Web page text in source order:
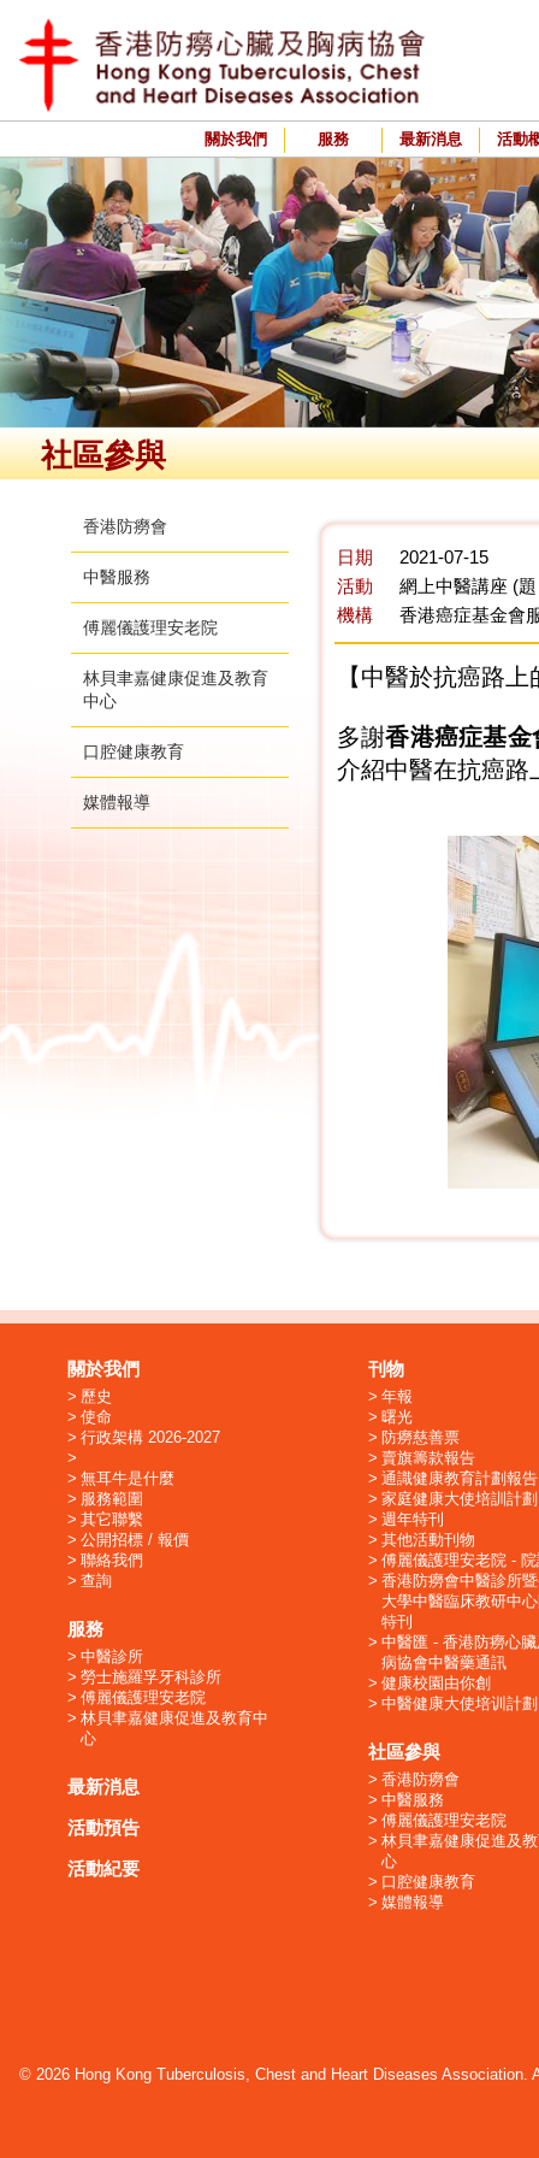
關於我們 服務 最新消息 活動
社區參與
香港防癆會
中醫服務
傅麗儀護理安老院
林貝聿嘉健康促進及教育
中心
口腔健康教育
媒體報導
日期
2021-07-15
活動
網上中醫講座 (
機構
香港癌症基金會
【中醫於抗癌路
多謝香港癌症基金
介紹中醫在抗癌路
關於我們
歷史
使命
行政架構 2026-2027
無耳牛是什麼
服務範圍
其它聯繫
公開招標 / 報價
聯絡我們
查詢
服務
中醫診所
勞士施羅孚牙科診所
傅麗儀護理安老院
林貝聿嘉健康促進及教育中
心
最新消息
活動預告
活動紀要
刊物
年報
曙光
防癆慈善票
賣旗籌款報告
通識健康教育計劃報告
家庭健康大使培訓計劃
週年特刊
其他活動刊物
傅麗儀護理安老院 -
香港防癆會中醫診所
大學中醫臨床教研中
特刊
中醫匯 - 香港防癆心
病協會中醫藥通訊
健康校園由你創
中醫健康大使培训計劃
社區參與
香港防癆會
中醫服務
傅麗儀護理安老院
林貝聿嘉健康促進及
心
口腔健康教育
媒體報導
© 2026 Hong Kong Tuberculosis, Chest and Heart Diseases Association.